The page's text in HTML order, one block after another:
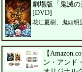
劇場版「鬼滅
[DVD]
花江夏樹、鬼頭明
【
ン・アンド